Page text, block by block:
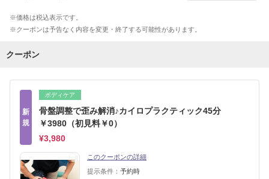
価格は税込表示です。
クーポンは予告なく内容を変更・終了する可能性があります。
クーポン
新
規
ボディケア
骨盤調整で歪み解消♪カイロプラクティック45分
￥3980（初見料￥0）
¥3,980
このクーポンの詳細
提示条件： 予約時